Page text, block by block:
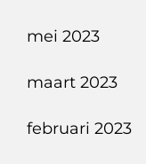
mei 2023
maart 2023
februari 2023